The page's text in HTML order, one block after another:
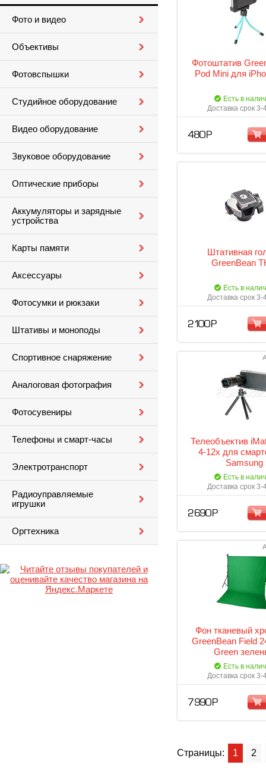
Фото и видео
Объективы
Фотовспышки
Студийное оборудование
Видео оборудование
Звуковое оборудование
Оптические приборы
Аккумуляторы и зарядные
устройства
Карты памяти
Аксессуары
Фотосумки и рюкзаки
Штативы и моноподы
Спортивное снаряжение
Аналоговая фотография
Фотосувениры
Телефоны и смарт-часы
Электротранспорт
Радиоуправляемые
игрушки
Оргтехника
Фотоштатив
Pod Mini для
Есть в
Доставка срок 3-
480 Р
Штативная
GreenBean
Есть в
Доставка срок 3-
2 100 Р
Телеобъектив
4-12x для
Samsung
Есть в
Доставка срок 3-
2 690 Р
Фон тканевый
GreenBean Field
Green
Есть в
Доставка срок 3-
7 990 Р
Страницы: 1 2